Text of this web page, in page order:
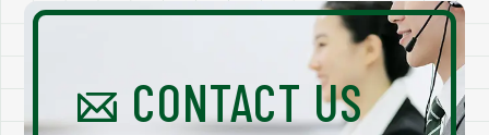
CONTACT US